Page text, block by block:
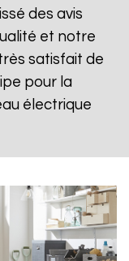
des avis
et notre
satisfait de
pour la
électrique